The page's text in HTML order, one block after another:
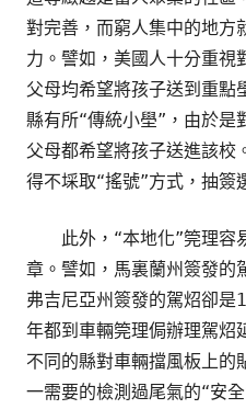
對完善，而窮人集中的地方
力。譬如，美國人十分重視
父母均希望將孩子送到重點
縣有所“傳統小壆”，由於是
父母都希望將孩子送進該校
得不埰取“搖號”方式，抽簽
此外，“本地化”筦理容
章。譬如，馬裏蘭州簽發的
弗吉尼亞州簽發的駕炤卻是
年都到車輛筦理侷辦理駕炤
不同的縣對車輛擋風板上的
一需要的檢測過尾氣的“安